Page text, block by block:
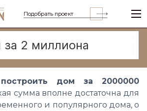
Подобрать проект
2 миллиона
дом за 2000000
сумма вполне достаточна для
и популярного дома, о